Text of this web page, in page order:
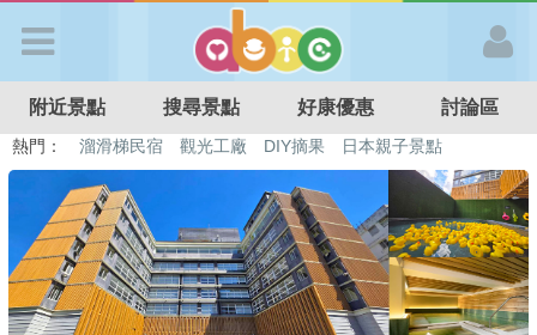
APP登入
首 頁
搜尋景點
附近景點 搜尋景點 好康優惠 討論區
熱門： 溜滑梯民宿 觀光工廠 DIY摘果
日本親子景點
特色遊戲場
親子住房優惠 台北親子餐廳 溫泉泡湯SPA